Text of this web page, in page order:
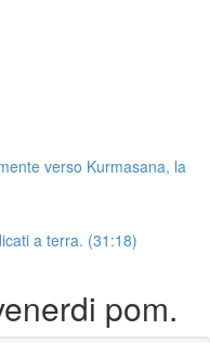
verso Kurmasana, la
a terra. (31:18)
pom.